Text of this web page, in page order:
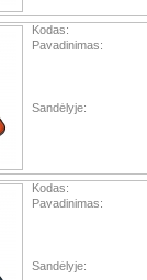
Kodas:
Pavadinimas:
Sandėlyje:
Kodas:
Pavadinimas:
Sandėlyje: